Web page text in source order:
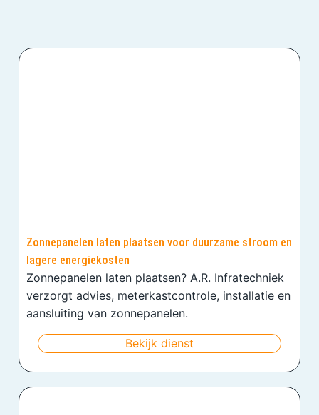
Zonnepanelen laten plaatsen voor duurzame stroom en
lagere energiekosten
Zonnepanelen laten plaatsen? A.R. Infratechniek
verzorgt advies, meterkastcontrole, installatie en
aansluiting van zonnepanelen.
Bekijk dienst